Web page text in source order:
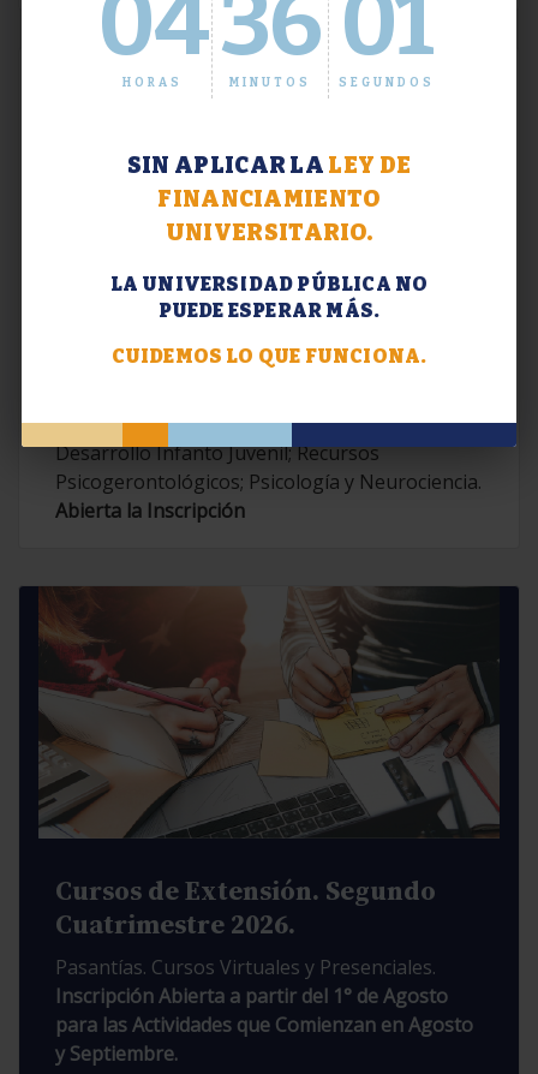
04
HORAS
36
MINUTOS
02
SEGUNDOS
SIN APLICAR LA LEY DE
FINANCIAMIENTO
UNIVERSITARIO.
LA UNIVERSIDAD PÚBLICA NO
PUEDE ESPERAR MÁS.
CUIDEMOS LO QUE FUNCIONA.
Extensión. Diplomaturas 2026.
Contemporáneas; Problemáticas en el
Desarrollo Infanto Juvenil; Recursos
Psicogerontológicos; Psicología y Neurociencia.
Abierta la Inscripción
Cursos de Extensión. Segundo
Cuatrimestre 2026.
Pasantías. Cursos Virtuales y Presenciales.
Inscripción Abierta a partir del 1° de Agosto
para las Actividades que Comienzan en Agosto
y Septiembre.